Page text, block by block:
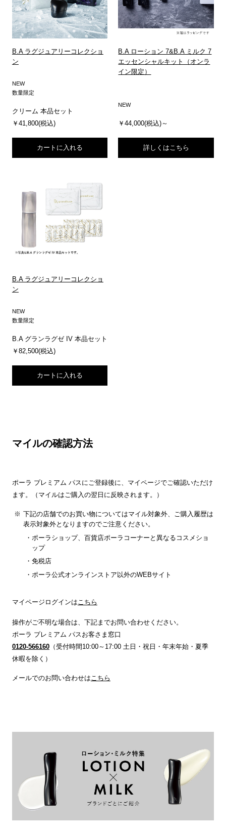
B.A ラグジュアリーコレクショ
ン
NEW
数量限定
クリーム 本品セット
￥41,800(税込)
カートに入れる
B.A ローション 7&B.A ミルク 7
エッセンシャルキット（オンラ
イン限定）
NEW
￥44,000(税込)～
詳しくはこちら
B.A ラグジュアリーコレクショ
ン
NEW
数量限定
B.A グランラグゼ IV 本品セット
￥82,500(税込)
カートに入れる
マイルの確認方法
ポーラ プレミアム パスにご登録後に、マイページでご確認いただけ
ます。（マイルはご購入の翌日に反映されます。）
下記の店舗でのお買い物についてはマイル対象外、ご購入履歴は
表示対象外となりますのでご注意ください。
ポーラショップ、百貨店ポーラコーナーと異なるコスメショ
ップ
免税店
ポーラ公式オンラインストア以外のWEBサイト
マイページログインは こちら
操作がご不明な場合は、下記までお問い合わせください。
ポーラ プレミアム パスお客さま窓口
0120-566160（受付時間10:00～17:00 土日・祝日・年末年始・夏季
休暇を除く）
メールでのお問い合わせは こちら